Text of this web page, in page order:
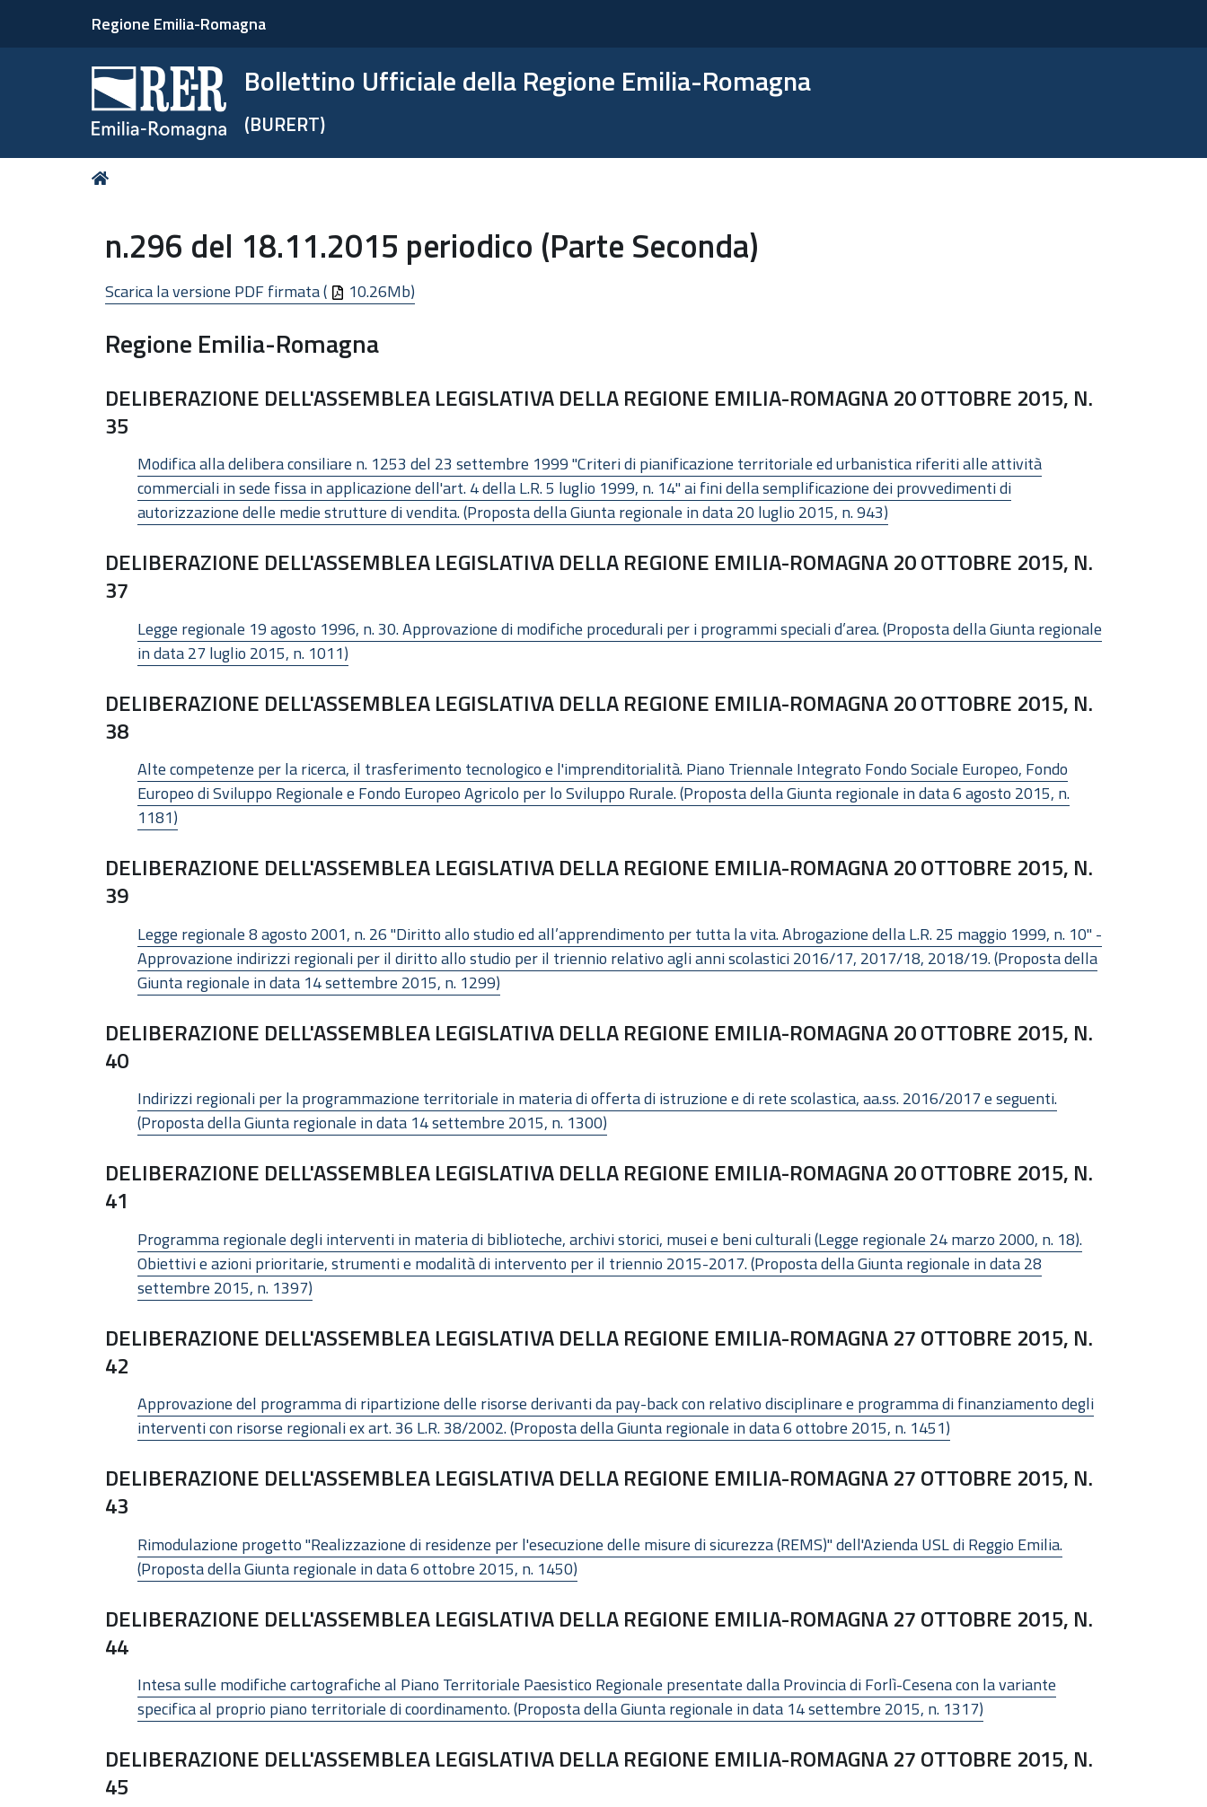
Regione Emilia-Romagna
Bollettino Ufficiale della Regione Emilia-Romagna
(BURERT)
Tu
n.296 del 18.11.2015 periodico (Parte Seconda)
Scarica la versione PDF firmata ( 10.26Mb)
Regione Emilia-Romagna
DELIBERAZIONE DELL'ASSEMBLEA LEGISLATIVA DELLA REGIONE EMILIA-ROMAGNA 20 OTTOBRE 2015, N.
35
Modifica alla delibera consiliare n. 1253 del 23 settembre 1999 "Criteri di pianificazione territoriale ed urbanistica riferiti alle attività
commerciali in sede fissa in applicazione dell'art. 4 della L.R. 5 luglio 1999, n. 14" ai fini della semplificazione dei provvedimenti di
autorizzazione delle medie strutture di vendita. (Proposta della Giunta regionale in data 20 luglio 2015, n. 943)
DELIBERAZIONE DELL'ASSEMBLEA LEGISLATIVA DELLA REGIONE EMILIA-ROMAGNA 20 OTTOBRE 2015, N.
37
Legge regionale 19 agosto 1996, n. 30. Approvazione di modifiche procedurali per i programmi speciali d’area. (Proposta della Giunta regionale
in data 27 luglio 2015, n. 1011)
DELIBERAZIONE DELL'ASSEMBLEA LEGISLATIVA DELLA REGIONE EMILIA-ROMAGNA 20 OTTOBRE 2015, N.
38
Alte competenze per la ricerca, il trasferimento tecnologico e l'imprenditorialità. Piano Triennale Integrato Fondo Sociale Europeo, Fondo
Europeo di Sviluppo Regionale e Fondo Europeo Agricolo per lo Sviluppo Rurale. (Proposta della Giunta regionale in data 6 agosto 2015, n.
1181)
DELIBERAZIONE DELL'ASSEMBLEA LEGISLATIVA DELLA REGIONE EMILIA-ROMAGNA 20 OTTOBRE 2015, N.
39
Legge regionale 8 agosto 2001, n. 26 "Diritto allo studio ed all’apprendimento per tutta la vita. Abrogazione della L.R. 25 maggio 1999, n. 10" -
Approvazione indirizzi regionali per il diritto allo studio per il triennio relativo agli anni scolastici 2016/17, 2017/18, 2018/19. (Proposta della
Giunta regionale in data 14 settembre 2015, n. 1299)
DELIBERAZIONE DELL'ASSEMBLEA LEGISLATIVA DELLA REGIONE EMILIA-ROMAGNA 20 OTTOBRE 2015, N.
40
Indirizzi regionali per la programmazione territoriale in materia di offerta di istruzione e di rete scolastica, aa.ss. 2016/2017 e seguenti.
(Proposta della Giunta regionale in data 14 settembre 2015, n. 1300)
DELIBERAZIONE DELL'ASSEMBLEA LEGISLATIVA DELLA REGIONE EMILIA-ROMAGNA 20 OTTOBRE 2015, N.
41
Programma regionale degli interventi in materia di biblioteche, archivi storici, musei e beni culturali (Legge regionale 24 marzo 2000, n. 18).
Obiettivi e azioni prioritarie, strumenti e modalità di intervento per il triennio 2015-2017. (Proposta della Giunta regionale in data 28
settembre 2015, n. 1397)
DELIBERAZIONE DELL'ASSEMBLEA LEGISLATIVA DELLA REGIONE EMILIA-ROMAGNA 27 OTTOBRE 2015, N.
42
Approvazione del programma di ripartizione delle risorse derivanti da pay-back con relativo disciplinare e programma di finanziamento degli
interventi con risorse regionali ex art. 36 L.R. 38/2002. (Proposta della Giunta regionale in data 6 ottobre 2015, n. 1451)
DELIBERAZIONE DELL'ASSEMBLEA LEGISLATIVA DELLA REGIONE EMILIA-ROMAGNA 27 OTTOBRE 2015, N.
43
Rimodulazione progetto "Realizzazione di residenze per l'esecuzione delle misure di sicurezza (REMS)" dell'Azienda USL di Reggio Emilia.
(Proposta della Giunta regionale in data 6 ottobre 2015, n. 1450)
DELIBERAZIONE DELL'ASSEMBLEA LEGISLATIVA DELLA REGIONE EMILIA-ROMAGNA 27 OTTOBRE 2015, N.
44
Intesa sulle modifiche cartografiche al Piano Territoriale Paesistico Regionale presentate dalla Provincia di Forlì-Cesena con la variante
specifica al proprio piano territoriale di coordinamento. (Proposta della Giunta regionale in data 14 settembre 2015, n. 1317)
DELIBERAZIONE DELL'ASSEMBLEA LEGISLATIVA DELLA REGIONE EMILIA-ROMAGNA 27 OTTOBRE 2015, N.
45